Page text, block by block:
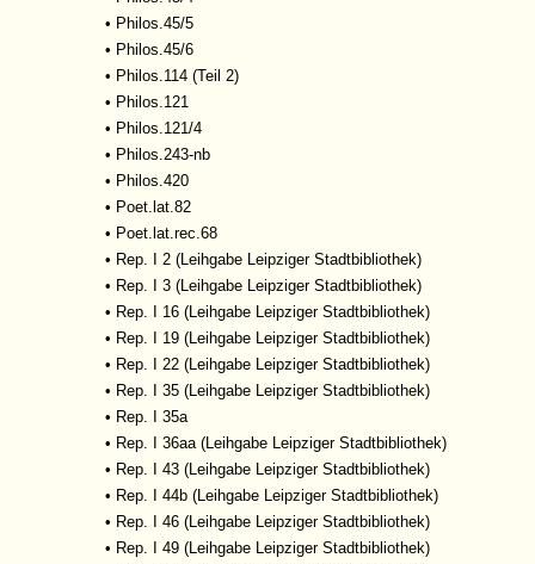
• Philos.45/5
• Philos.45/6
• Philos.114 (Teil 2)
• Philos.121
• Philos.121/4
• Philos.243-nb
• Philos.420
• Poet.lat.82
• Poet.lat.rec.68
• Rep. I 2 (Leihgabe Leipziger Stadtbibliothek)
• Rep. I 3 (Leihgabe Leipziger Stadtbibliothek)
• Rep. I 16 (Leihgabe Leipziger Stadtbibliothek)
• Rep. I 19 (Leihgabe Leipziger Stadtbibliothek)
• Rep. I 22 (Leihgabe Leipziger Stadtbibliothek)
• Rep. I 35 (Leihgabe Leipziger Stadtbibliothek)
• Rep. I 35a
• Rep. I 36aa (Leihgabe Leipziger Stadtbibliothek)
• Rep. I 43 (Leihgabe Leipziger Stadtbibliothek)
• Rep. I 44b (Leihgabe Leipziger Stadtbibliothek)
• Rep. I 46 (Leihgabe Leipziger Stadtbibliothek)
• Rep. I 49 (Leihgabe Leipziger Stadtbibliothek)